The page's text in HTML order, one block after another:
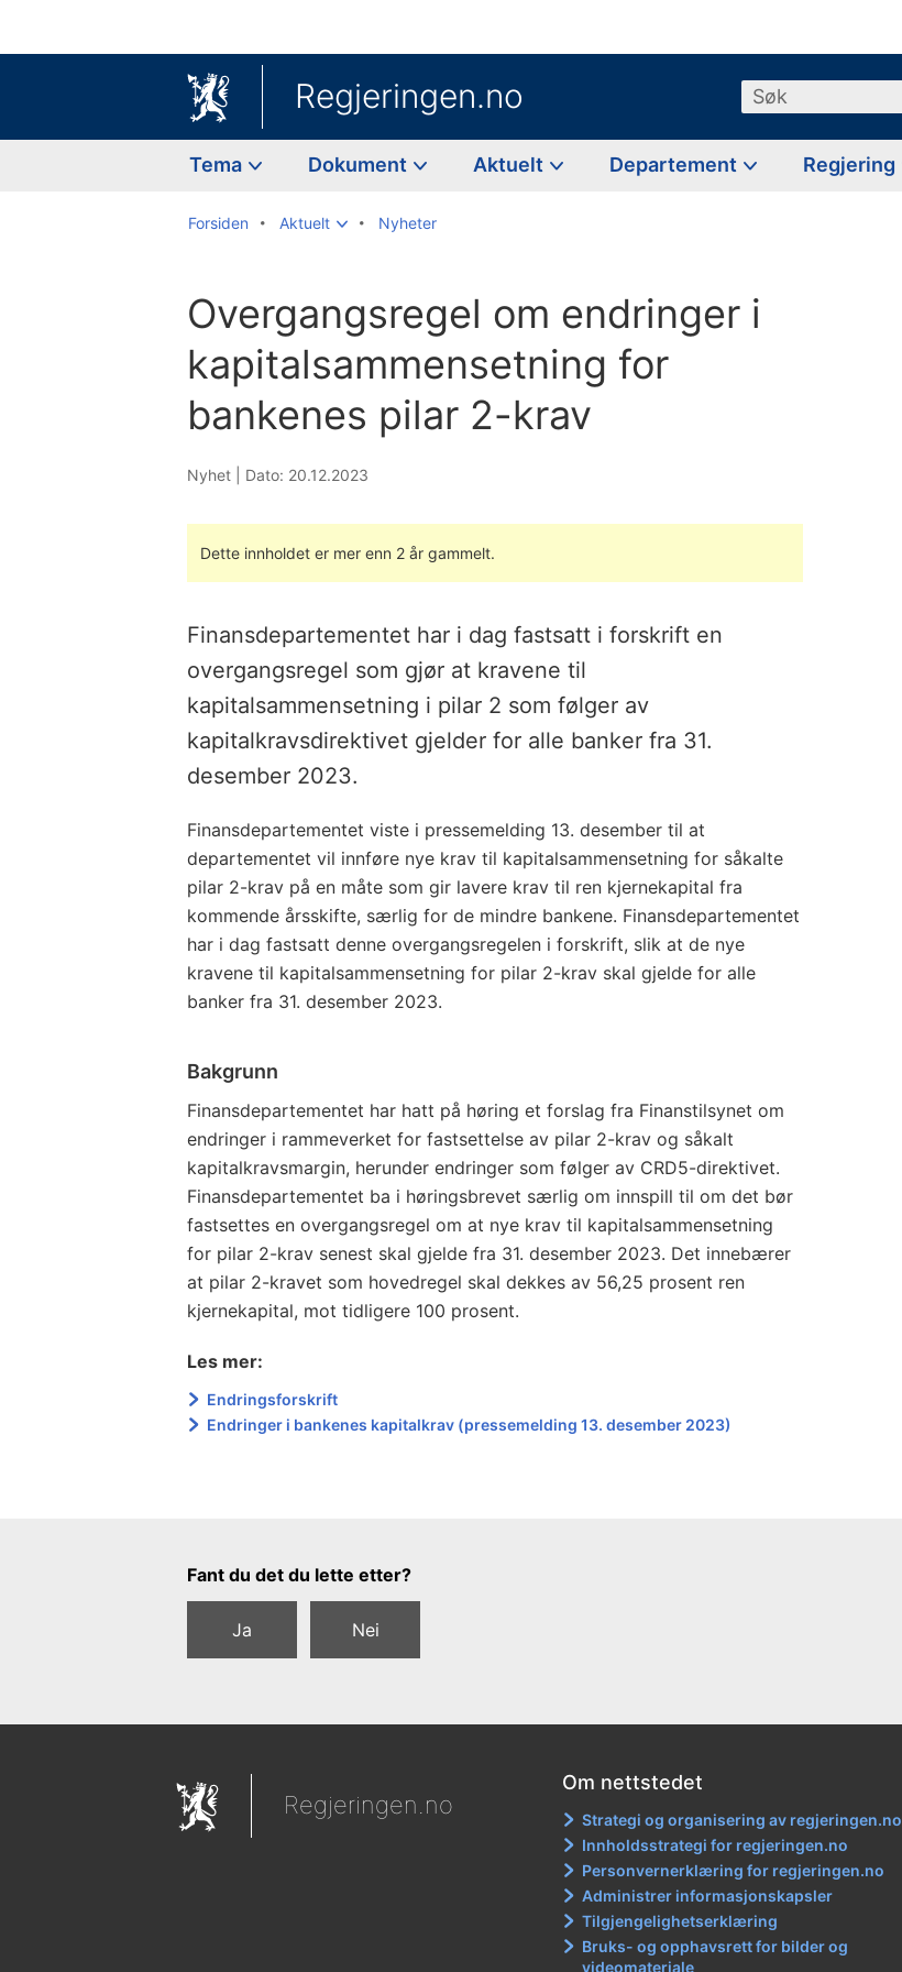
Regjeringen.no Søk
Tema Dokument Aktuelt Departement Regjering
Forsiden Aktuelt Nyheter
Overgangsregel om endringer i
kapitalsammensetning for
bankenes pilar 2-krav
Nyhet | Dato: 20.12.2023
Dette innholdet er mer enn 2 år gammelt.
Finansdepartementet har i dag fastsatt i forskrift en
overgangsregel som gjør at kravene til
kapitalsammensetning i pilar 2 som følger av
kapitalkravsdirektivet gjelder for alle banker fra 31.
desember 2023.
Finansdepartementet viste i pressemelding 13. desember til at
departementet vil innføre nye krav til kapitalsammensetning for såkalte
pilar 2-krav på en måte som gir lavere krav til ren kjernekapital fra
kommende årsskifte, særlig for de mindre bankene. Finansdepartementet
har i dag fastsatt denne overgangsregelen i forskrift, slik at de nye
kravene til kapitalsammensetning for pilar 2-krav skal gjelde for alle
banker fra 31. desember 2023.
Bakgrunn
Finansdepartementet har hatt på høring et forslag fra Finanstilsynet om
endringer i rammeverket for fastsettelse av pilar 2-krav og såkalt
kapitalkravsmargin, herunder endringer som følger av CRD5-direktivet.
Finansdepartementet ba i høringsbrevet særlig om innspill til om det bør
fastsettes en overgangsregel om at nye krav til kapitalsammensetning
for pilar 2-krav senest skal gjelde fra 31. desember 2023. Det innebærer
at pilar 2-kravet som hovedregel skal dekkes av 56,25 prosent ren
kjernekapital, mot tidligere 100 prosent.
Les mer:
Endringsforskrift
Endringer i bankenes kapitalkrav (pressemelding 13. desember 2023)
Tilbakemeldingsskjema
Fant du det du lette etter?
Ja Nei
Regjeringen.no
Om nettstedet
Strategi og organisering av regjeringen.no
Innholdsstrategi for regjeringen.no
Personvernerklæring for regjeringen.no
Administrer informasjonskapsler
Tilgjengelighetserklæring
Bruks- og opphavsrett for bilder og
videomateriale